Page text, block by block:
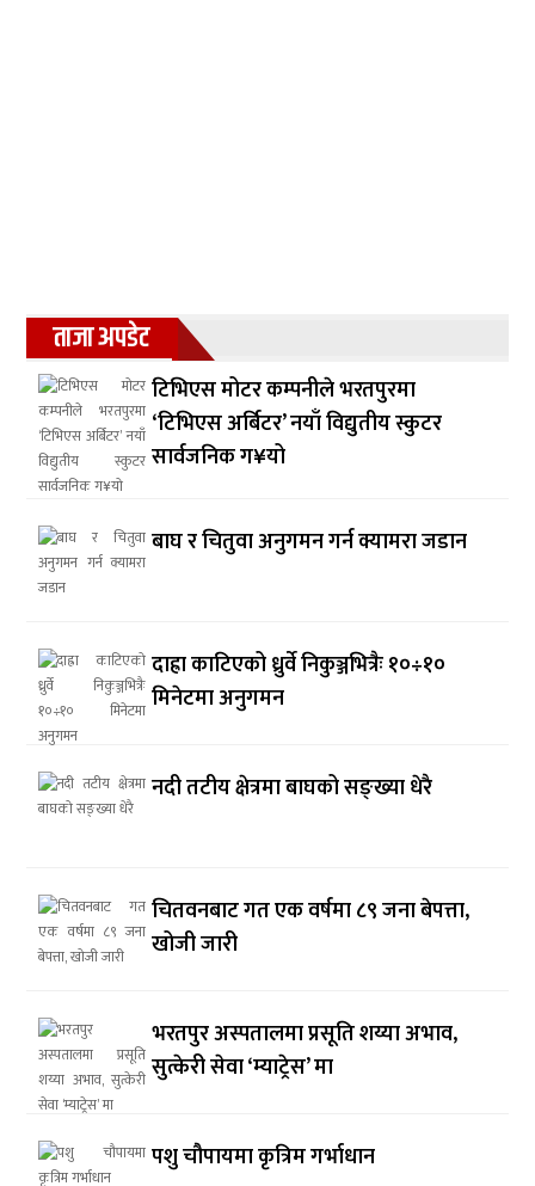
ताजा अपडेट
टिभिएस मोटर कम्पनीले भरतपुरमा
‘टिभिएस अर्बिटर’ नयाँ विद्युतीय स्कुटर
सार्वजनिक ग¥यो
बाघ र चितुवा अनुगमन गर्न क्यामरा जडान
दाह्रा काटिएको ध्रुर्वे निकुञ्जभित्रैः १०÷१०
मिनेटमा अनुगमन
नदी तटीय क्षेत्रमा बाघको सङ्ख्या धेरै
चितवनबाट गत एक वर्षमा ८९ जना बेपत्ता,
खोजी जारी
भरतपुर अस्पतालमा प्रसूति शय्या अभाव,
सुत्केरी सेवा ‘म्याट्रेस’ मा
पशु चौपायमा कृत्रिम गर्भाधान